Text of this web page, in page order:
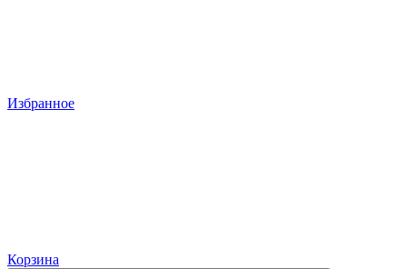
Избранное
Корзина